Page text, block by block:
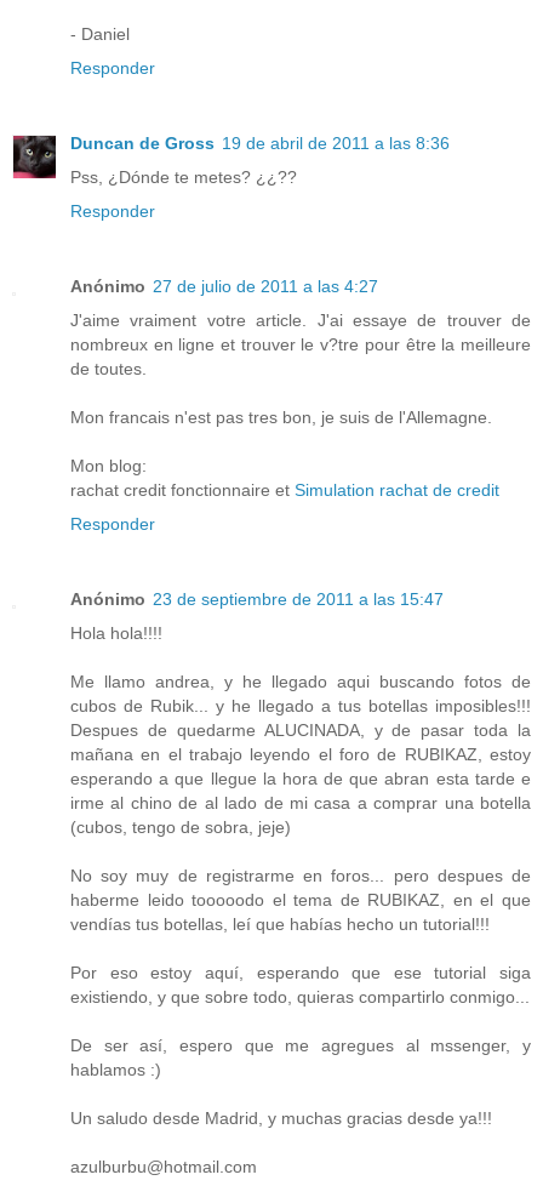
- Daniel
Responder
Duncan de Gross 19 de abril de 2011 a las 8:36
Pss, ¿Dónde te metes? ¿¿??
Responder
Anónimo 27 de julio de 2011 a las 4:27
J'aime vraiment votre article. J'ai essaye de trouver de
nombreux en ligne et trouver le v?tre pour être la meilleure
de toutes.
Mon francais n'est pas tres bon, je suis de l'Allemagne.
Mon blog:
rachat credit fonctionnaire et Simulation rachat de credit
Responder
Anónimo 23 de septiembre de 2011 a las 15:47
Hola hola!!!!
Me llamo andrea, y he llegado aqui buscando fotos de
cubos de Rubik... y he llegado a tus botellas imposibles!!!
Despues de quedarme ALUCINADA, y de pasar toda la
mañana en el trabajo leyendo el foro de RUBIKAZ, estoy
esperando a que llegue la hora de que abran esta tarde e
irme al chino de al lado de mi casa a comprar una botella
(cubos, tengo de sobra, jeje)
No soy muy de registrarme en foros... pero despues de
haberme leido tooooodo el tema de RUBIKAZ, en el que
vendías tus botellas, leí que habías hecho un tutorial!!!
Por eso estoy aquí, esperando que ese tutorial siga
existiendo, y que sobre todo, quieras compartirlo conmigo...
De ser así, espero que me agregues al mssenger, y
hablamos :)
Un saludo desde Madrid, y muchas gracias desde ya!!!
azulburbu@hotmail.com